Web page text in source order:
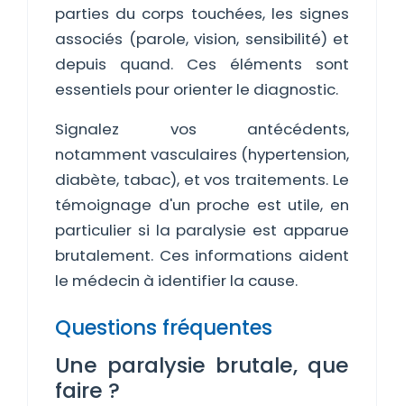
parties du corps touchées, les signes
associés (parole, vision, sensibilité) et
depuis quand. Ces éléments sont
essentiels pour orienter le diagnostic.
Signalez vos antécédents,
notamment vasculaires (hypertension,
diabète, tabac), et vos traitements. Le
témoignage d'un proche est utile, en
particulier si la paralysie est apparue
brutalement. Ces informations aident
le médecin à identifier la cause.
Questions fréquentes
Une paralysie brutale, que
faire ?